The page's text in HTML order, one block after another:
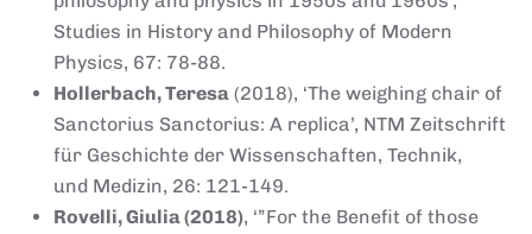
Studies in History and Philosophy of Modern
Physics, 67: 78-88.
Hollerbach, Teresa (2018), ‘The weighing chair of
Sanctorius Sanctorius: A replica’, NTM Zeitschrift
für Geschichte der Wissenschaften, Technik,
und Medizin, 26: 121-149.
Rovelli, Giulia (2018), ‘”For the Benefit of those